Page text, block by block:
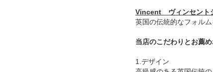
Vincent ヴィンセント
英国の伝統的なフォル
当店のこだわりとお薦
1.デザイン